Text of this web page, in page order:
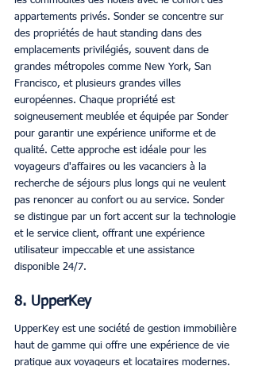
appartements privés. Sonder se concentre sur
des propriétés de haut standing dans des
emplacements privilégiés, souvent dans de
grandes métropoles comme New York, San
Francisco, et plusieurs grandes villes
européennes. Chaque propriété est
soigneusement meublée et équipée par Sonder
pour garantir une expérience uniforme et de
qualité. Cette approche est idéale pour les
voyageurs d'affaires ou les vacanciers à la
recherche de séjours plus longs qui ne veulent
pas renoncer au confort ou au service. Sonder
se distingue par un fort accent sur la technologie
et le service client, offrant une expérience
utilisateur impeccable et une assistance
disponible 24/7.
8. UpperKey
UpperKey est une société de gestion immobilière
haut de gamme qui offre une expérience de vie
pratique aux voyageurs et locataires modernes.